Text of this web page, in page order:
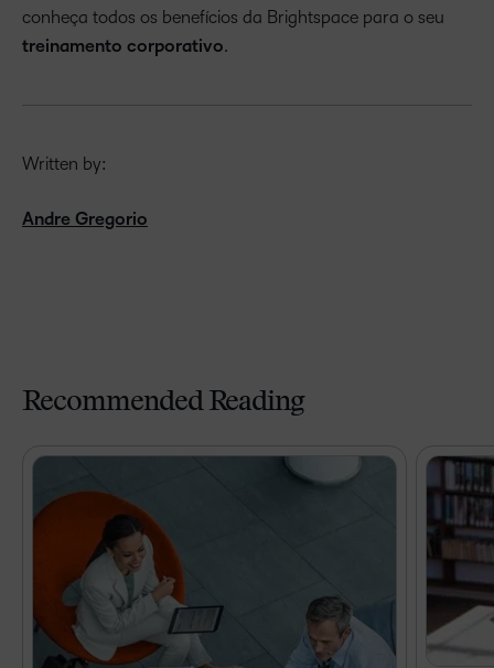
conheça todos os benefícios da Brightspace para o seu
treinamento corporativo.
Written by:
Andre Gregorio
Recommended Reading